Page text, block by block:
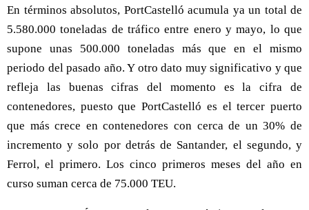
En términos absolutos, PortCastelló acumula ya un total de
5.580.000 toneladas de tráfico entre enero y mayo, lo que
supone unas 500.000 toneladas más que en el mismo
periodo del pasado año. Y otro dato muy significativo y que
refleja las buenas cifras del momento es la cifra de
contenedores, puesto que PortCastelló es el tercer puerto
que más crece en contenedores con cerca de un 30% de
incremento y solo por detrás de Santander, el segundo, y
Ferrol, el primero. Los cinco primeros meses del año en
curso suman cerca de 75.000 TEU.